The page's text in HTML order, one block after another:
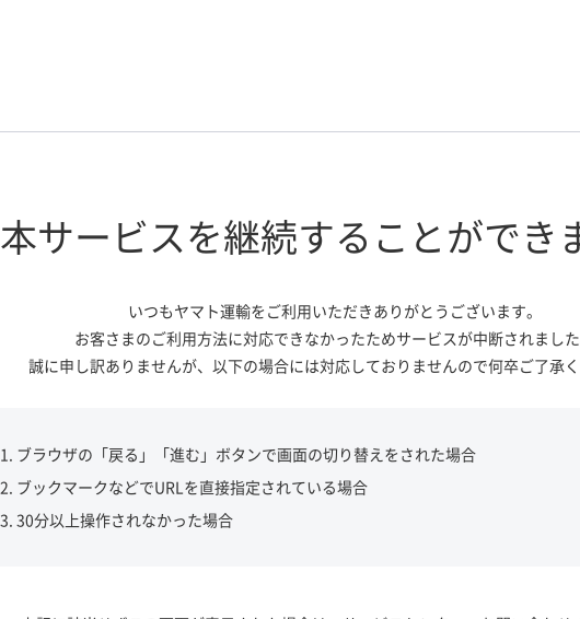
本サービスを継続する ことができ
いつもヤマト運輸をご利用いただきありがとうございます。
お客さまのご利用方法に対応できなかったためサービスが中断されました
誠に申し訳ありませんが、 以下の場合には対応しておりませんので何卒ご了承く
ブラウザの「戻る」「進む」ボタンで画面の切り替えをされた場合
ブックマークなどでURLを直接指定されている場合
30分以上操作されなかった場合